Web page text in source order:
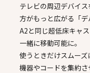
テレビの周辺デバイ
方がもっと広がる「デ
A2と同じ超低床キャ
一緒に移動可能に。
使うときだけスムーズ
機器やコードを集約さ